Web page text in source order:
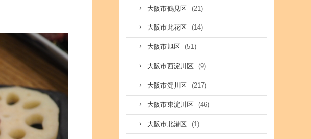
大阪市鶴見区 (21)
大阪市此花区 (14)
大阪市旭区 (51)
大阪市西淀川区 (9)
大阪市淀川区 (217)
大阪市東淀川区 (46)
大阪市北港区 (1)